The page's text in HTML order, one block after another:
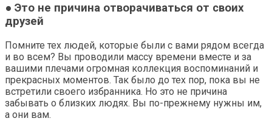
● Это не причина отворачиваться от своих
друзей
Помните тех людей, которые были с вами рядом всегда
и во всем? Вы проводили массу времени вместе и за
вашими плечами огромная коллекция воспоминаний и
прекрасных моментов. Так было до тех пор, пока вы не
встретили своего избранника. Но это не причина
забывать о близких людях. Вы по-прежнему нужны им,
а они вам.